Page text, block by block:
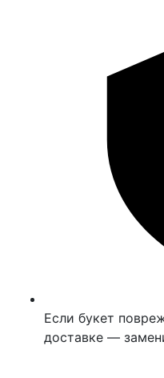
Если букет
доставке —